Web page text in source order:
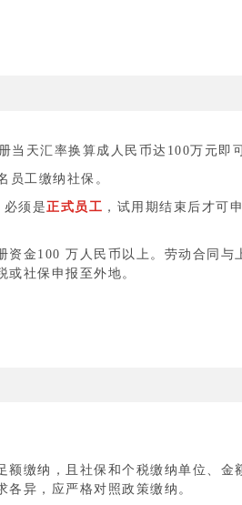
当天汇率换算成人民币达100万元即
员工缴纳社保。
必须是 正式员工 ，试用期结束后才可
金100 万人民币以上。劳动合同与
社保申报至外地。
缴纳，且社保和个税缴纳单位、金
异，应严格对照政策缴纳。